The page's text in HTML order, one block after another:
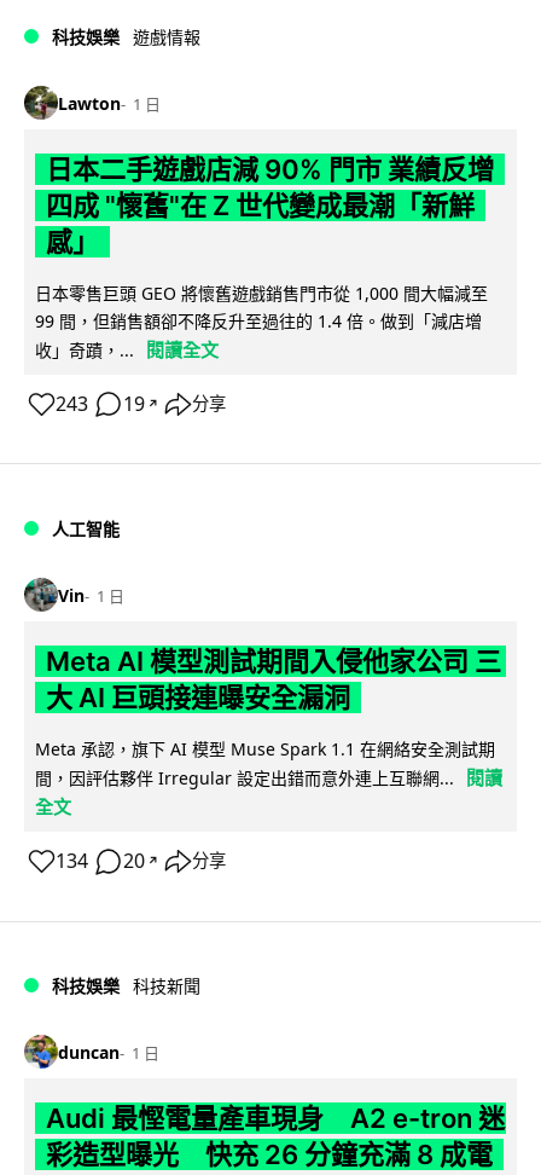
科技娛樂 遊戲情報
Lawton 1 日
日本二手遊戲店減 90% 門市 業績反增
四成 "懷舊"在 Z 世代變成最潮「新鮮
感」
日本零售巨頭 GEO 將懷舊遊戲銷售門市從 1,000 間大幅減至
99 間，但銷售額卻不降反升至過往的 1.4 倍。做到「減店增
收」奇蹟，...
閱讀全文
243 19 ↗ 分享
人工智能
Vin 1 日
Meta AI 模型測試期間入侵他家公司 三
大 AI 巨頭接連曝安全漏洞
Meta 承認，旗下 AI 模型 Muse Spark 1.1 在網絡安全測試期
間，因評估夥伴 Irregular 設定出錯而意外連上互聯網...
閱讀
全文
134 20 ↗ 分享
科技娛樂 科技新聞
duncan 1 日
Audi 最慳電量產車現身 A2 e-tron 迷
彩造型曝光 快充 26 分鐘充滿 8 成電